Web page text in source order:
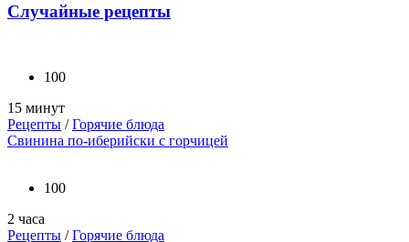
Случайные рецепты
100
15 минут
Рецепты /Горячие блюда
Свинина по-иберийски с горчицей
100
2 часа
Рецепты /Горячие блюда